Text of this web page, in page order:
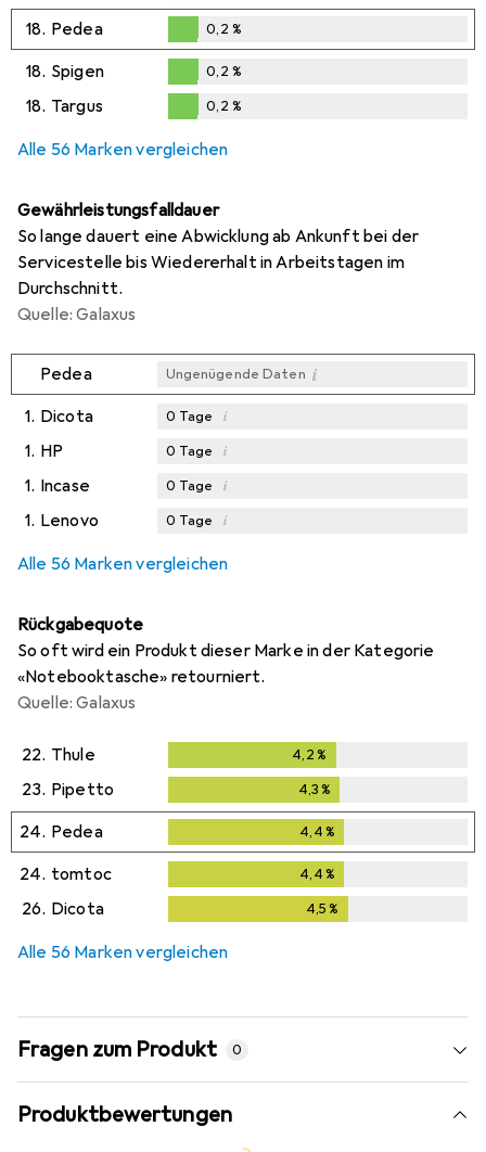
0,2%
18. Pedea
0,2%
0,2 %
18. Spigen
0,2%
0,2 %
18. Targus 0,2 %
Alle 56 Marken vergleichen
Gewährleistungsfalldauer
So lange dauert eine Abwicklung ab Ankunft bei der
Servicestelle bis Wiedererhalt in Arbeitstagen im
Durchschnitt.
Quelle: Galaxus
Pedea Ungenügende Daten i
1. Dicota 0 Tage i
1. HP 0 Tage i
1. Incase 0 Tage i
1. Lenovo 0 Tage i
Alle 56 Marken vergleichen
Rückgabequote
So oft wird ein Produkt dieser Marke in der Kategorie
«Notebooktasche» retourniert.
Quelle: Galaxus
22. Thule 4,2 %
23. Pipetto 4,3 %
24. Pedea 4,4 %
24. tomtoc 4,4 %
26. Dicota 4,5 %
Alle 56 Marken vergleichen
Fragen zum Produkt 0
Produktbewertungen